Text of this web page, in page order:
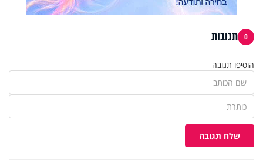
0 תגובות
הוסיפו תגובה
שלח תגובה